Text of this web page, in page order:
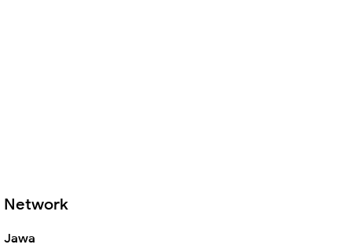
Network
Jawa